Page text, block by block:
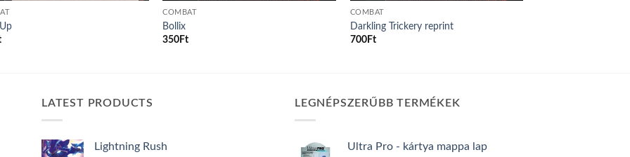
COMBAT
Bollix
350 Ft
COMBAT
Darkling Trickery reprint
700Ft
LATEST PRODUCTS
Lightning Rush
LEGNÉPSZERŰBB TERMÉKEK
Ultra Pro - kártya mappa lap